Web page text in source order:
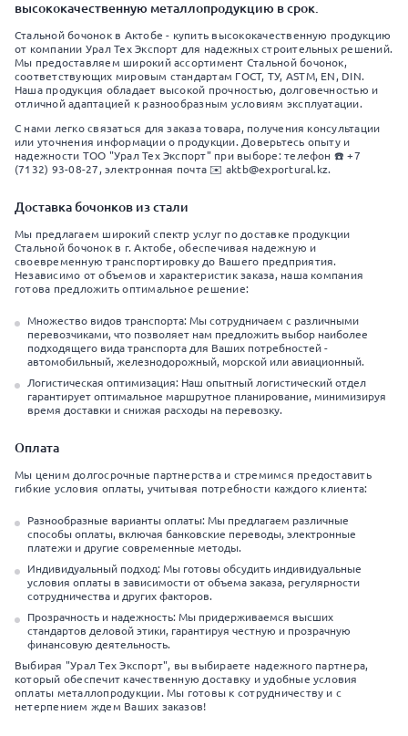
высококачественную металлопродукцию в срок.
Стальной бочонок в Актобе - купить высококачественную продукцию
от компании Урал Тех Экспорт для надежных строительных решений.
Мы предоставляем широкий ассортимент Стальной бочонок,
соответствующих мировым стандартам ГОСТ, ТУ, ASTM, EN, DIN.
Наша продукция обладает высокой прочностью, долговечностью и
отличной адаптацией к разнообразным условиям эксплуатации.
С нами легко связаться для заказа товара, получения консультации
или уточнения информации о продукции. Доверьтесь опыту и
надежности ТОО "Урал Тех Экспорт" при выборе: телефон ☎️ +7
(7132) 93-08-27, электронная почта ✉️ aktb@exportural.kz.
Доставка бочонков из стали
Мы предлагаем широкий спектр услуг по доставке продукции
Стальной бочонок в г. Актобе, обеспечивая надежную и
своевременную транспортировку до Вашего предприятия.
Независимо от объемов и характеристик заказа, наша компания
готова предложить оптимальное решение:
Множество видов транспорта: Мы сотрудничаем с различными
перевозчиками, что позволяет нам предложить выбор наиболее
подходящего вида транспорта для Ваших потребностей -
автомобильный, железнодорожный, морской или авиационный.
Логистическая оптимизация: Наш опытный логистический отдел
гарантирует оптимальное маршрутное планирование, минимизируя
время доставки и снижая расходы на перевозку.
Оплата
Мы ценим долгосрочные партнерства и стремимся предоставить
гибкие условия оплаты, учитывая потребности каждого клиента:
Разнообразные варианты оплаты: Мы предлагаем различные
способы оплаты, включая банковские переводы, электронные
платежи и другие современные методы.
Индивидуальный подход: Мы готовы обсудить индивидуальные
условия оплаты в зависимости от объема заказа, регулярности
сотрудничества и других факторов.
Прозрачность и надежность: Мы придерживаемся высших
стандартов деловой этики, гарантируя честную и прозрачную
финансовую деятельность.
Выбирая "Урал Тех Экспорт", вы выбираете надежного партнера,
который обеспечит качественную доставку и удобные условия
оплаты металлопродукции. Мы готовы к сотрудничеству и с
нетерпением ждем Ваших заказов!